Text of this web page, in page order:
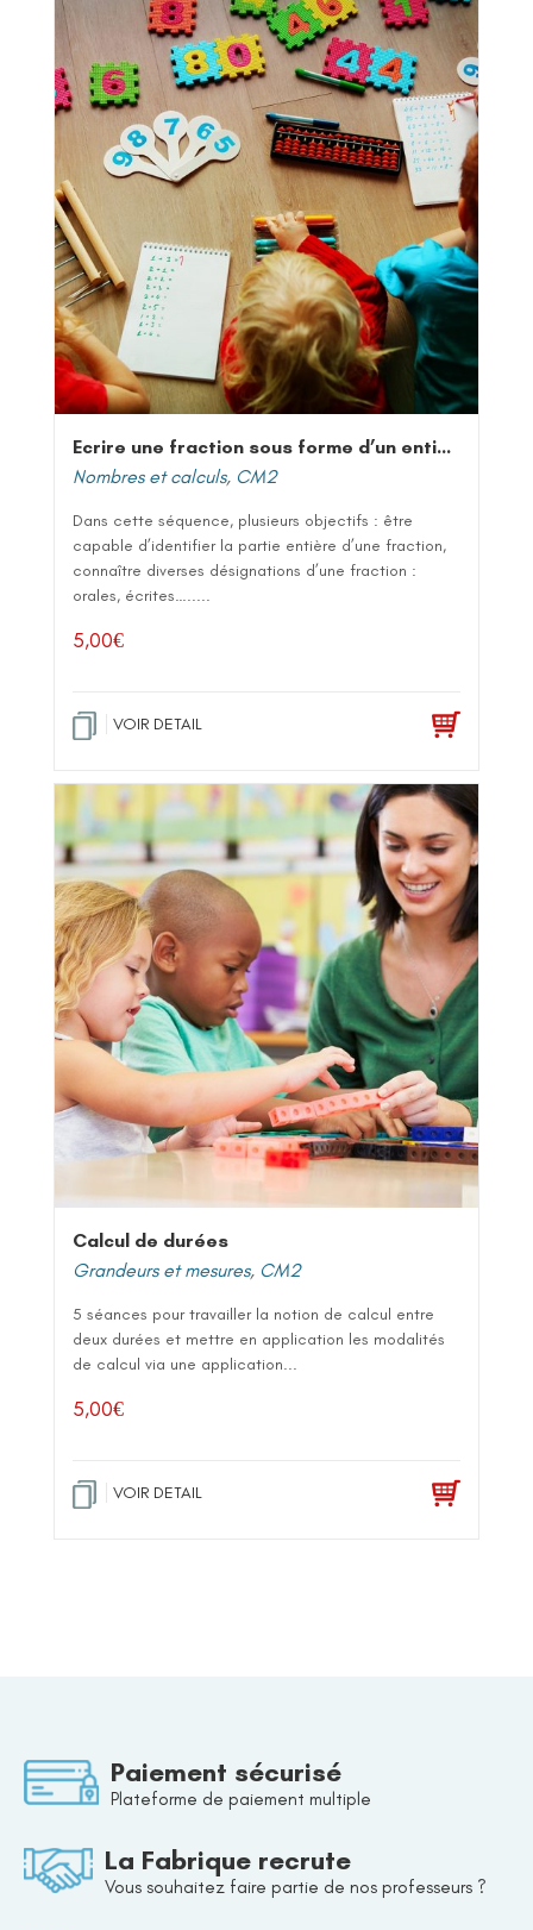
Ecrire une fraction sous forme d’un entier et d’une fraction
Nombres et calculs, CM2
Dans cette séquence, plusieurs objectifs : être
capable d’identifier la partie entière d’une fraction,
connaître diverses désignations d’une fraction :
orales, écrites….....
5,00€
VOIR DETAIL
Calcul de durées
Grandeurs et mesures, CM2
5 séances pour travailler la notion de calcul entre
deux durées et mettre en application les modalités
de calcul via une application...
5,00€
VOIR DETAIL
Paiement sécurisé
Plateforme de paiement multiple
La Fabrique recrute
Vous souhaitez faire partie de nos professeurs ?